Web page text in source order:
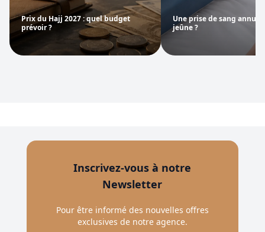
Prix du Hajj 2027 : quel budget
prévoir ?
Une prise de sang
jeûne ?
Inscrivez-vous à notre
Newsletter
Pour être informé des nouvelles offres
exclusives de notre agence.